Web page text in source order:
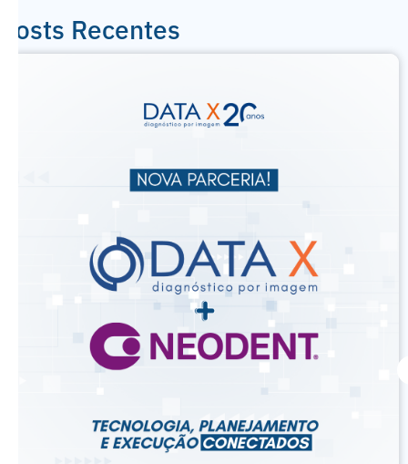
Posts Recentes